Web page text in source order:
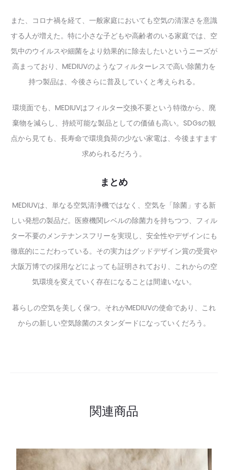
また、コロナ禍を経て、一般家庭においても空気の清潔さを意識
する人が増えた。特に小さな子どもや高齢者のいる家庭では、空
気中のウイルスや細菌をより効果的に除去したいというニーズが
高まっており、MEDIUVのようなフィルターレスで高い除菌力を
持つ製品は、今後さらに普及していくと考えられる。
環境面でも、MEDIUVはフィルター交換不要という特徴から、廃
棄物を減らし、持続可能な製品としての価値も高い。SDGsの観
点から見ても、長寿命で環境負荷の少ない家電は、今後ますます
求められるだろう。
まとめ
MEDIUVは、単なる空気清浄機ではなく、空気を「除菌」する新
しい発想の製品だ。医療機関レベルの除菌力を持ちつつ、フィル
ター不要のメンテナンスフリーを実現し、安全性やデザインにも
徹底的にこだわっている。その実力はグッドデザイン賞の受賞や
大阪万博での採用などによっても証明されており、これからの空
気環境を変えていく存在になることは間違いない。
暮らしの空気を美しく保つ。それがMEDIUVの使命であり、これ
からの新しい空気除菌のスタンダードになっていくだろう。
関連商品